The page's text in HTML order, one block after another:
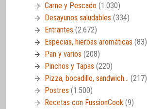
Carne y Pescado (1.030)
Desayunos saludables (334)
Entrantes (2.672)
Especias, hierbas aromáticas (83)
Pan y varios (208)
Pinchos y Tapas (220)
Pizza, bocadillo, sandwich… (217)
Postres (1.500)
Recetas con FussionCook (9)